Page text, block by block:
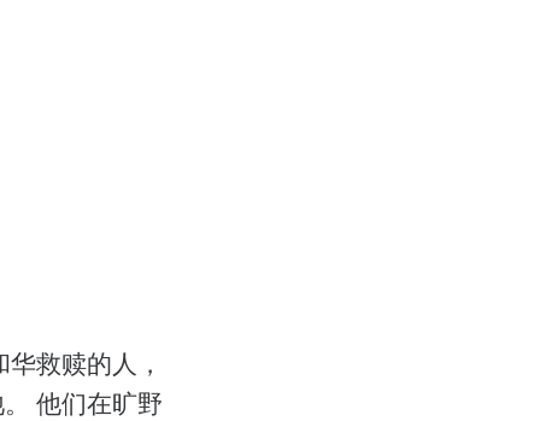
救赎的人，
他们在旷野